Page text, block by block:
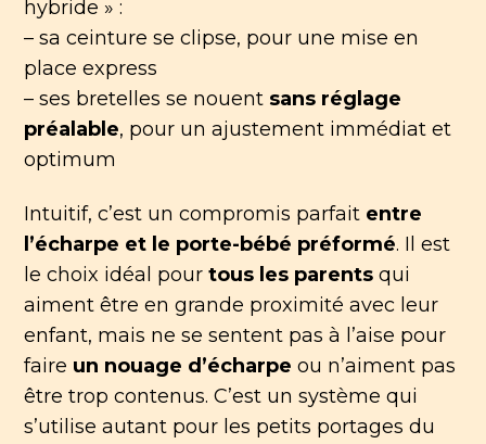
hybride » :
– sa ceinture se clipse, pour une mise en
place express
– ses bretelles se nouent sans réglage
préalable, pour un ajustement immédiat et
optimum
Intuitif, c’est un compromis parfait entre
l’écharpe et le porte-bébé préformé. Il est
le choix idéal pour tous les parents qui
aiment être en grande proximité avec leur
enfant, mais ne se sentent pas à l’aise pour
faire un nouage d’écharpe ou n’aiment pas
être trop contenus. C’est un système qui
s’utilise autant pour les petits portages du